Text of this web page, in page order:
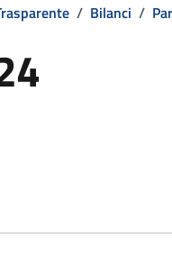
/ Bilanci /